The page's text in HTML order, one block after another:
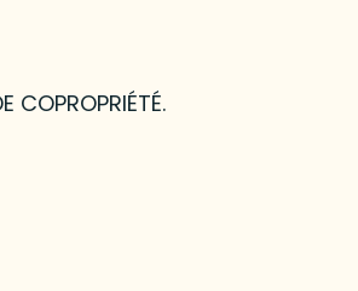
COPROPRIÉTÉ.